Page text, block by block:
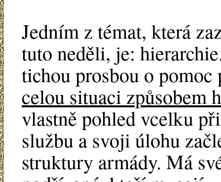
Jedním z témat, která
tuto neděli, je:
tichou prosbou o
celou situaci způsobem
vlastně pohled vcelku
službu a svoji úlohu
struktury armády. Má